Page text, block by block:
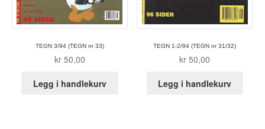
TEGN 3/94 (TEGN nr 33)
kr50,00
Legg i handlekurv
TEGN 1-2/94 (TEGN nr 31/32)
kr 50,00
Legg i handlekurv